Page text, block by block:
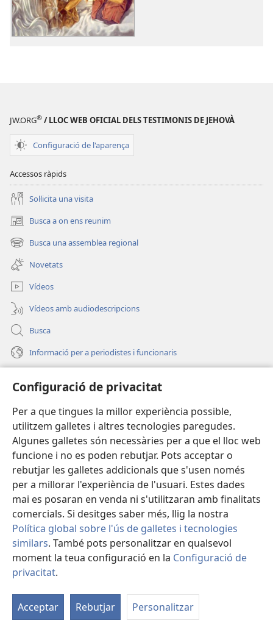
Configuració de privacitat
Per a que tingues la millor experiència possible,
utilitzem galletes i altres tecnologies paregudes.
Algunes galletes són necessàries per a que el lloc web
funcione i no es poden rebutjar. Pots acceptar o
rebutjar les galletes addicionals que s'usen només
per a millorar l'experiència de l'usuari. Estes dades
mai es posaran en venda ni s'utilitzaran amb finalitats
comercials. Si desitges saber més, llig la nostra
Política global sobre l'ús de galletes i tecnologies
similars. També pots personalitzar en qualsevol
moment la teua configuració en la Configuració de
privacitat.
Acceptar Rebutjar Personalitzar
ajudar-
nos
JW.ORG® / LLOC WEB OFICIAL DELS TESTIMONIS DE JEHOVÀ
Configuració de l'aparença
Accessos ràpids
Soŀlicita una visita
Busca a on ens reunim
(obri
en
una
finestra
nova)
Busca una assemblea regional
(obri
en
una
finestra
nova)
Novetats
Vídeos
Vídeos amb audiodescripcions
Busca
Informació per a periodistes i funcionaris
(obri
en
una
finestra
nova)
BIBLIOTECA EN LÍNIA Watchtower™
(obri
en
una
finestra
nova)
JW Hub
(obri
en
una
finestra
nova)
®
Copyright© 2026 Watch Tower Bible and Tract Society of Pennsylvania.
CONDICIONS D'ÚS